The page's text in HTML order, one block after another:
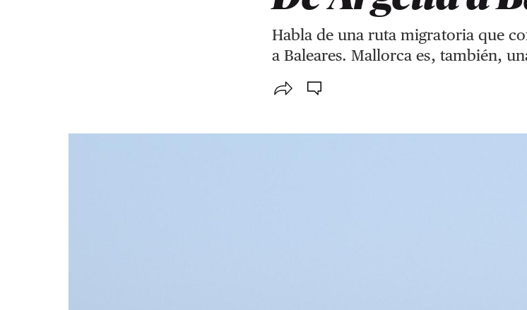
Habla de una ruta migratoria que
a Baleares. Mallorca es, también,